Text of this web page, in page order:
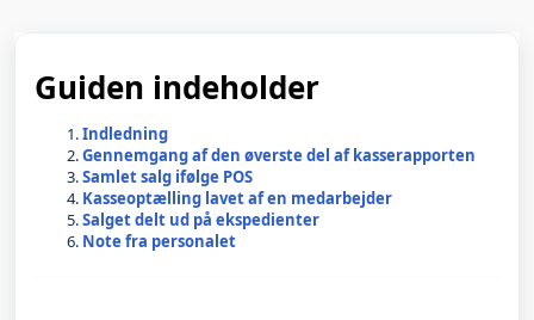
Guiden indeholder
Indledning
Gennemgang af den øverste del af kasserapporten
Samlet salg ifølge POS
Kasseoptælling lavet af en medarbejder
Salget delt ud på ekspedienter
Note fra personalet